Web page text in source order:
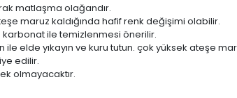
matlaşma olağandır.
maruz kaldığında hafif renk değişimi olabilir.
karbonat ile temizlenmesi önerilir.
elde yıkayın ve kuru tutun. çok yüksek ateşe
edilir.
olmayacaktır.